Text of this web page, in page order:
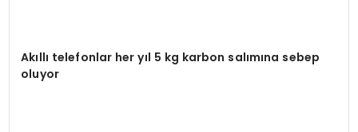
Akıllı telefonlar her yıl 5 kg karbon salımına sebep
oluyor